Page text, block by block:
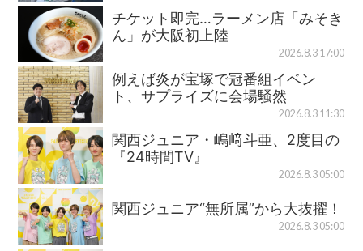
チケット即完…ラーメン店「みそき
ん」が大阪初上陸
2026.8.3 17:00
例えば炎が宝塚で冠番組イベン
ト、サプライズに会場騒然
2026.8.3 11:30
関西ジュニア・嶋﨑斗亜、2度目の
『24時間TV』
2026.8.3 05:00
関西ジュニア“無所属”から大抜擢！
2026.8.3 05:00